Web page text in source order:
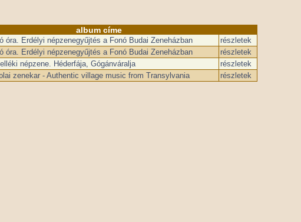
album címe
óra. Erdélyi népzenegyűjtés a Fonó Budai Zeneházban
részletek
óra. Erdélyi népzenegyűjtés a Fonó Budai Zeneházban
részletek
népzene. Héderfája, Gógánváralja
részletek
zenekar - Authentic village music from Transylvania részletek